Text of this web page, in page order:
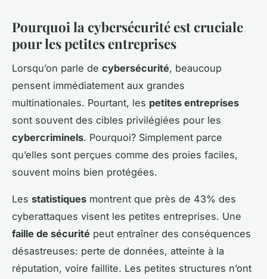
Pourquoi la cybersécurité est cruciale
pour les petites entreprises
Lorsqu’on parle de cybersécurité, beaucoup
pensent immédiatement aux grandes
multinationales. Pourtant, les petites entreprises
sont souvent des cibles privilégiées pour les
cybercriminels. Pourquoi? Simplement parce
qu’elles sont perçues comme des proies faciles,
souvent moins bien protégées.
Les statistiques montrent que près de 43% des
cyberattaques visent les petites entreprises. Une
faille de sécurité peut entraîner des conséquences
désastreuses: perte de données, atteinte à la
réputation, voire faillite. Les petites structures n’ont